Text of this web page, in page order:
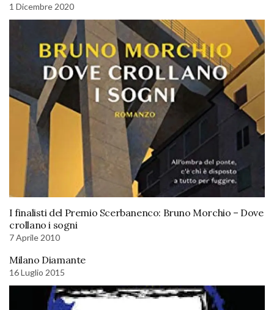
1 Dicembre 2020
I finalisti del Premio Scerbanenco: Bruno Morchio – Dove
crollano i sogni
7 Aprile 2010
Milano Diamante
16 Luglio 2015